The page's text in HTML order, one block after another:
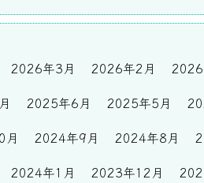
2026年3月 2026年2月 2026
2025年6月 2025年5月
2024年9月 2024年8月
2024年1月 2023年12月